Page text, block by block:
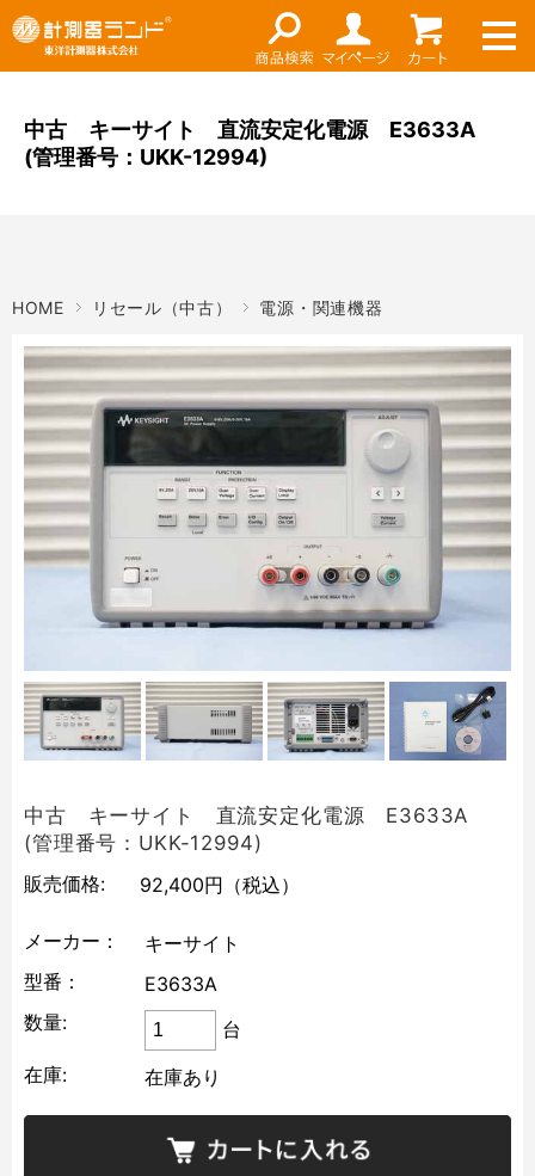
ネット通販（リセール）
ご利用ガイド
メーカーショップ
お問い合わせ
メーカー名
価格帯
中古 キーサイト 直流安定化電源 E3633A
(管理番号：UKK-12994)
HOME リセール（中古） 電源・関連機器
中古 キーサイト 直流安定化電源 E3633A
(管理番号：UKK-12994)
販売価格:
92,400円 （税込）
メーカー：
キーサイト
型番：
E3633A
数量:
台
在庫:
在庫あり